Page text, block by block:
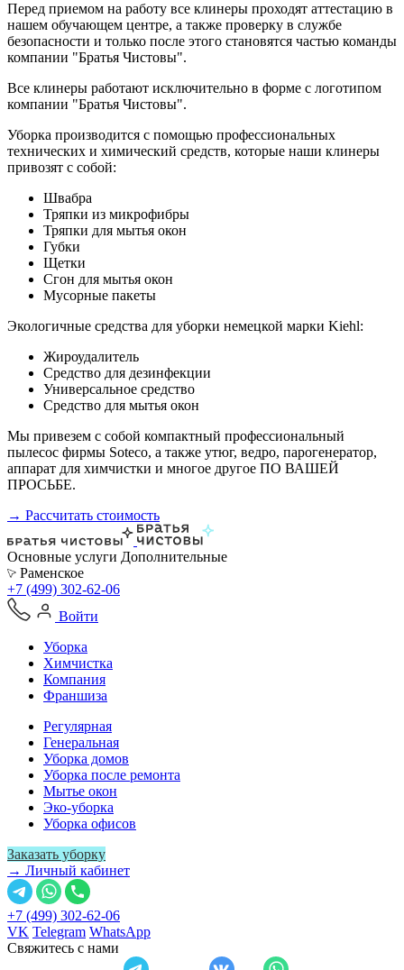
Перед приемом на работу все клинеры проходят аттестацию в
нашем обучающем центре, а также проверку в службе
безопасности и только после этого становятся частью команды
компании "Братья Чистовы".
Все клинеры работают исключительно в форме с логотипом
компании "Братья Чистовы".
Уборка производится с помощью профессиональных
технических и химический средств, которые наши клинеры
привозят с собой:
Швабра
Тряпки из микрофибры
Тряпки для мытья окон
Губки
Щетки
Сгон для мытья окон
Мусорные пакеты
Экологичные средства для уборки немецкой марки Kiehl:
Жироудалитель
Средство для дезинфекции
Универсальное средство
Средство для мытья окон
Мы привезем с собой компактный профессиональный
пылесос фирмы Soteco, а также утюг, ведро, парогенератор,
аппарат для химчистки и многое другое ПО ВАШЕЙ
ПРОСЬБЕ.
→ Рассчитать стоимость
Основные услуги Дополнительные
Раменское
+7 (499) 302-62-06
Войти
Уборка
Химчистка
Компания
Франшиза
Регулярная
Генеральная
Уборка домов
Уборка после ремонта
Мытье окон
Эко-уборка
Уборка офисов
Заказать уборку
→ Личный кабинет
+7 (499) 302-62-06
VK Telegram WhatsApp
Свяжитесь с нами